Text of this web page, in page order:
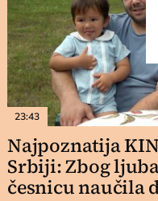
23:43
Najpoznatija
Srbiji: Zbog
česnicu naučila